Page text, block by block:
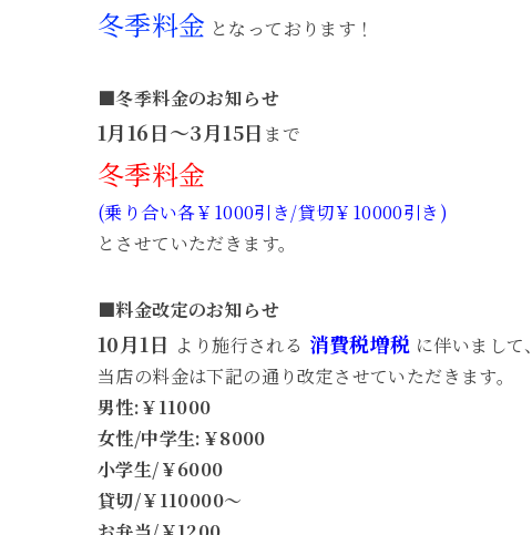
冬季料金 となっております！
■冬季料金のお知らせ
1月16日～3月15日 まで
冬季料金
(乗り合い各￥1000引き/貸切￥10000引き)
とさせていただきます。
■料金改定のお知らせ
10月1日 より施行される 消費税増税 に伴いまして、
当店の料金は下記の通り改定させていただきます。
男性:￥11000
女性/中学生:￥8000
小学生/￥6000
貸切/￥110000～